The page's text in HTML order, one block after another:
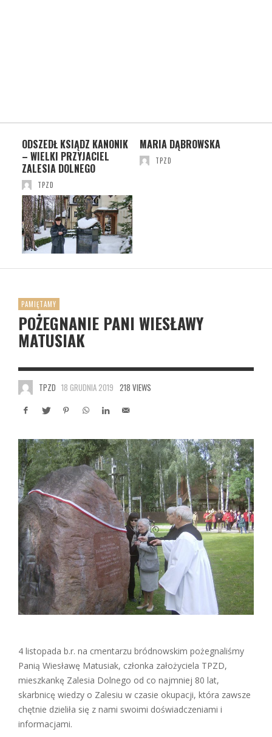
ODSZEDŁ KSIĄDZ KANONIK
– WIELKI PRZYJACIEL
ZALESIA DOLNEGO
TPZD
MARIA DĄBROWSKA
TPZD
PAMIĘTAMY
POŻEGNANIE PANI WIESŁAWY
MATUSIAK
TPZD 18 GRUDNIA 2019 218 VIEWS
4 listopada b.r. na cmentarzu bródnowskim pożegnaliśmy
Panią Wiesławę Matusiak, członka założyciela TPZD,
mieszkankę Zalesia Dolnego od co najmniej 80 lat,
skarbnicę wiedzy o Zalesiu w czasie okupacji, która zawsze
chętnie dzieliła się z nami swoimi doświadczeniami i
informacjami.